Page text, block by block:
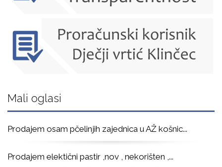
Mali oglasi
Prodajem osam pčelinjih zajednica u AŽ košnic...
Prodajem elektični pastir ,nov , nekorišten , ...